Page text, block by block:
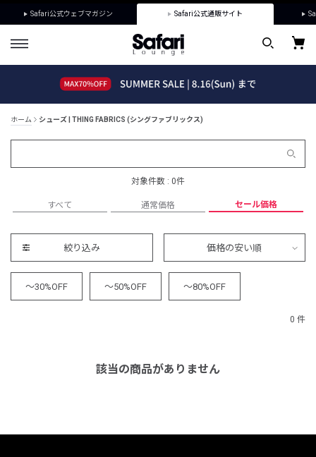
Safari公式ウェブマガジン Safari公式通販サイト
ホーム シューズ | THING FABRICS (シングファブリックス)
対象件数 : 0件
すべて 通常価格 セール価格
絞り込み 価格の安い順
～30%OFF ～50%OFF ～80%OFF
0 件
該当の商品がありません